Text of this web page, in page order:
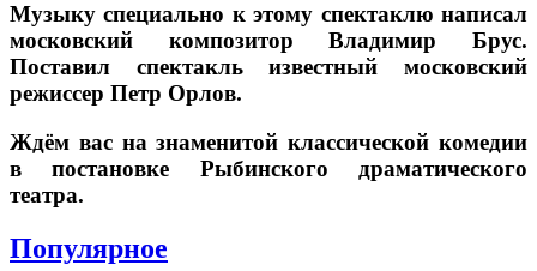
Музыку специально к этому спектаклю написал
московский композитор Владимир Брус.
Поставил спектакль известный московский
режиссер Петр Орлов.
Ждём вас на знаменитой классической комедии
в постановке Рыбинского драматического
театра.
Популярное